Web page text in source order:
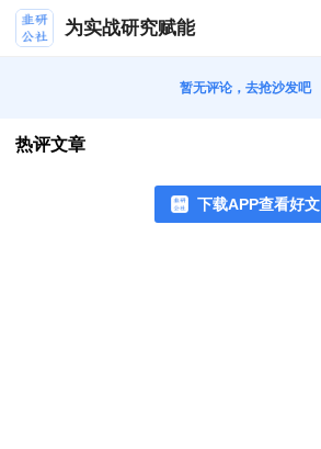
为实战研究赋能
暂无评论，去抢沙发吧
热评文章
下载APP查看好文